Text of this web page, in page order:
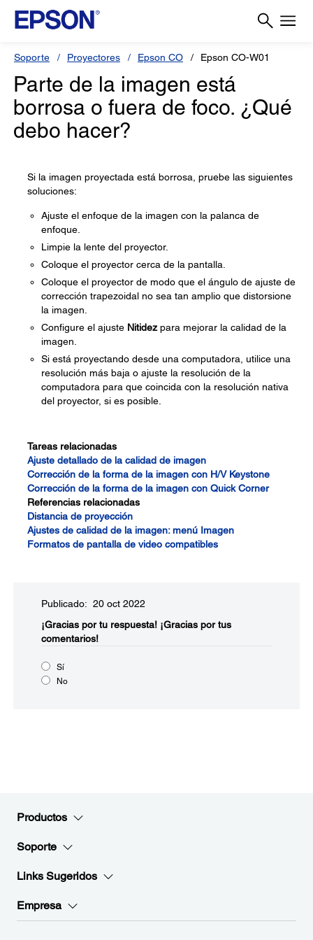
Soporte Proyectores Epson CO Epson CO-W01
Parte de la imagen está
borrosa o fuera de foco. ¿Qué
debo hacer?
Si la imagen proyectada está borrosa, pruebe las siguientes
soluciones:
Ajuste el enfoque de la imagen con la palanca de
enfoque.
Limpie la lente del proyector.
Coloque el proyector cerca de la pantalla.
Coloque el proyector de modo que el ángulo de ajuste de
corrección trapezoidal no sea tan amplio que distorsione
la imagen.
Configure el ajuste Nitidez para mejorar la calidad de la
imagen.
Si está proyectando desde una computadora, utilice una
resolución más baja o ajuste la resolución de la
computadora para que coincida con la resolución nativa
del proyector, si es posible.
Tareas relacionadas
Ajuste detallado de la calidad de imagen
Corrección de la forma de la imagen con H/V Keystone
Corrección de la forma de la imagen con Quick Corner
Referencias relacionadas
Distancia de proyección
Ajustes de calidad de la imagen: menú Imagen
Formatos de pantalla de video compatibles
Publicado: 20 oct 2022
¡Gracias por tu respuesta! ¡Gracias por tus
comentarios!
Sí
No
Productos
Soporte
Links Sugeridos
Empresa